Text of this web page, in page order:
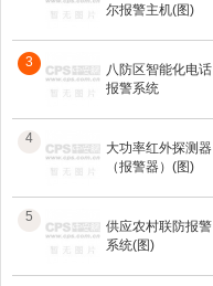
尔报警主机(图)
3
八防区智能化电话
报警系统
4
大功率红外探测器
（报警器）(图)
5
供应农村联防报警
系统(图)